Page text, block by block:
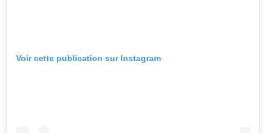
Voir cette publication sur Instagram